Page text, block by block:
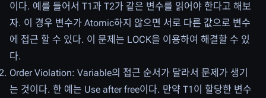
이다. 예를 들어서 T1과 T2가 같은 변수를 읽어야 한다고 해보
자. 이 경우 변수가 Atomic하지 않으면 서로 다른 값으로 변수
에 접근 할 수 있다. 이 문제는 LOCK을 이용하여 해결할 수 있
다.
Order Violation: Variable의 접근 순서가 달라서 문제가 생기
는 것이다. 한 예는 Use after free이다. 만약 T1이 할당한 변수